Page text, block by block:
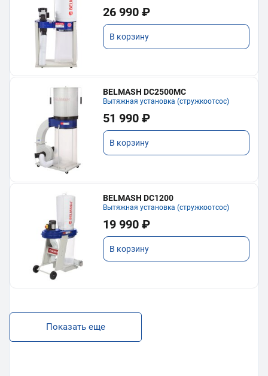
26 990 ₽
В корзину
BELMASH DC2500MC
Вытяжная установка (стружкоотсос)
51 990 ₽
В корзину
BELMASH DC1200
Вытяжная установка (стружкоотсос)
19 990 ₽
В корзину
Показать еще